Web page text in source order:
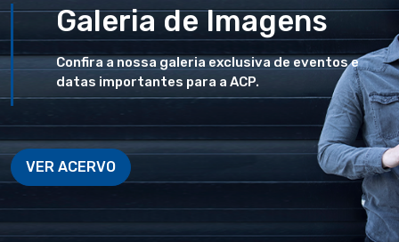
Galeria de Imagens
Confira a nossa galeria exclusiva de eventos e
datas importantes para a ACP.
VER ACERVO